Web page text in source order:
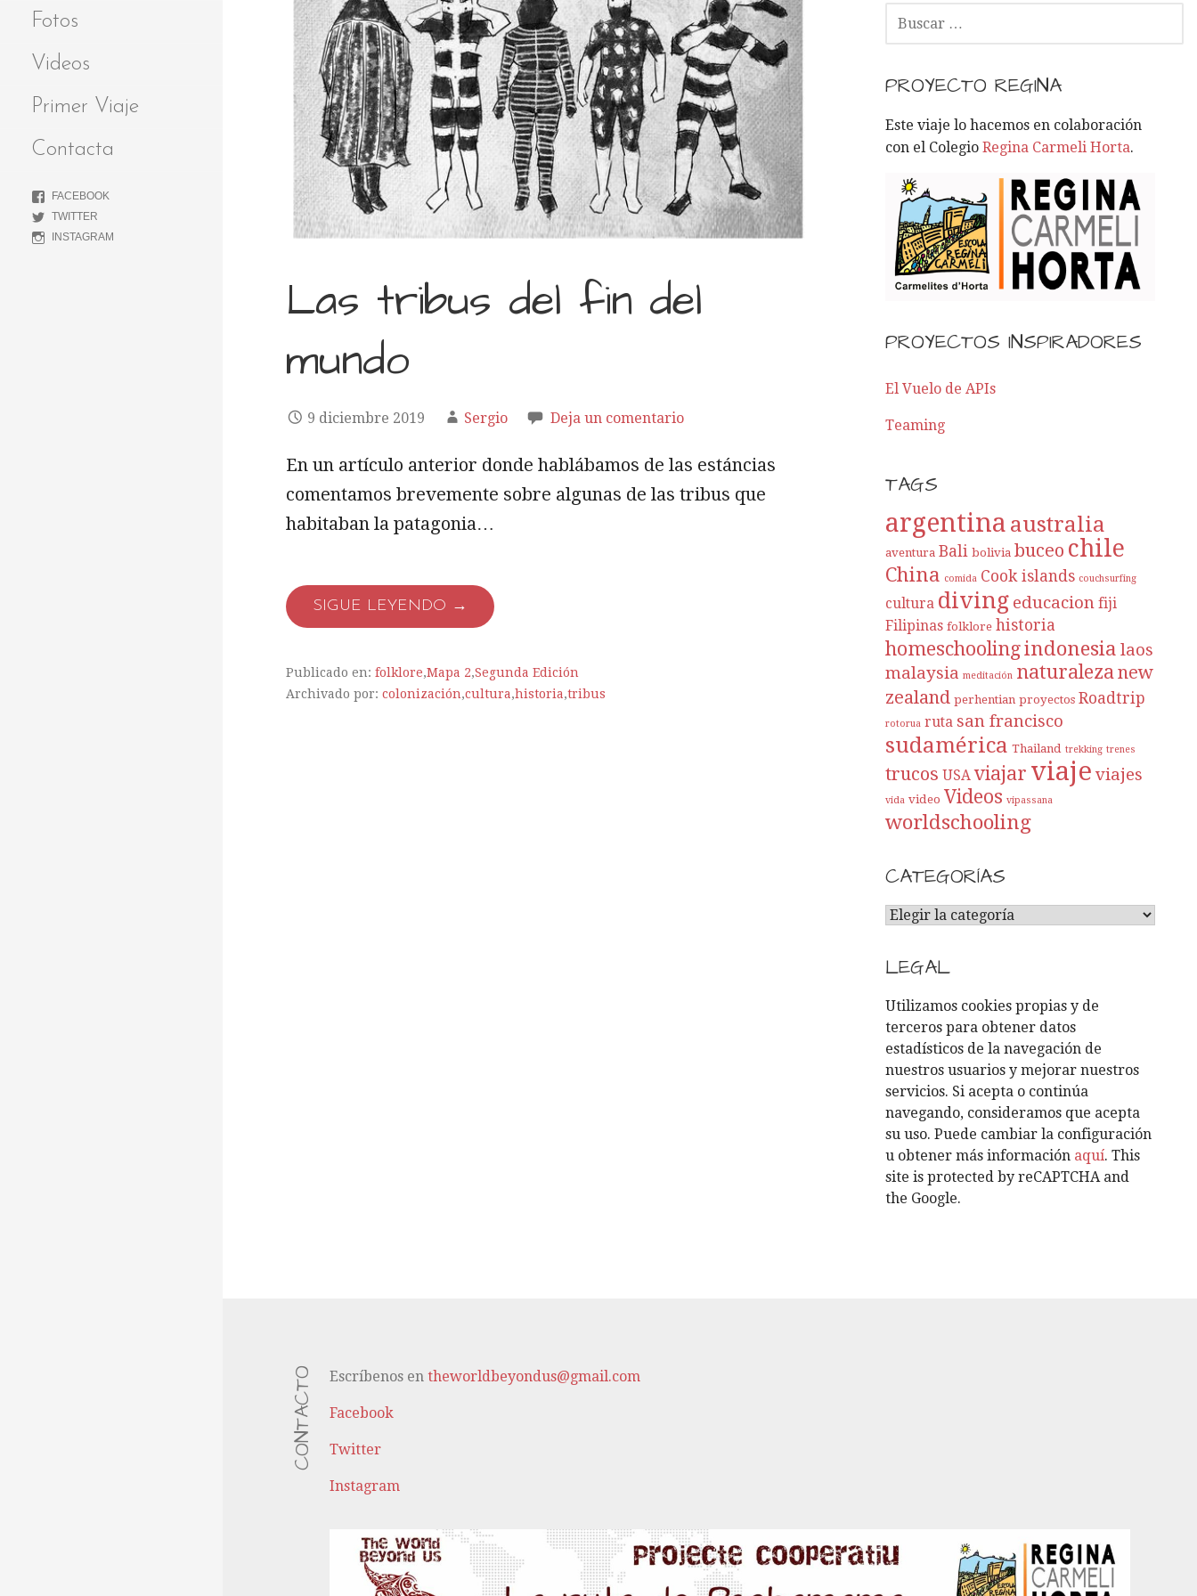
Fotos
Videos
Primer Viaje
Contacta
FACEBOOK
TWITTER
INSTAGRAM
Las tribus del fin del
mundo
9 diciembre 2019 Sergio Deja un comentario
En un artículo anterior donde hablábamos de las estáncias
comentamos brevemente sobre algunas de las tribus que
habitaban la patagonia…
SIGUE LEYENDO →
Publicado en: folklore,Mapa 2,Segunda Edición
Archivado por: colonización,cultura,historia,tribus
C
R
:
PROYECTO REGINA
Este viaje lo hacemos en colaboración
con el ColegioRegina Carmeli Horta.
PROYECTOS INSPIRADORES
El Vuelo de APIs
Teaming
TAGS
argentina australia
aventura Bali bolivia buceo chile
China comida Cook islands couchsurfing
cultura diving educacion fiji
Filipinas folklore historia
homeschoolingindonesia laos
malaysia meditación naturalezanew
zealand perhentian proyectos Roadtrip
rotorua ruta san francisco
sudamérica Thailand trekking trenes
trucos USA viajar viaje viajes
vida video Videos vipassana
worldschooling
CATEGORÍAS
C
T
E
G
O
R
Í
A
S
LEGAL
Utilizamos cookies propias y de
terceros para obtener datos
estadísticos de la navegación de
nuestros usuarios y mejorar nuestros
servicios. Si acepta o continúa
navegando, consideramos que acepta
su uso. Puede cambiar la configuración
u obtener más información aquí. This
site is protected by reCAPTCHA and
the Google.
CONTACTO Escríbenos entheworldbeyondus@gmail.com
Facebook
Twitter
Instagram